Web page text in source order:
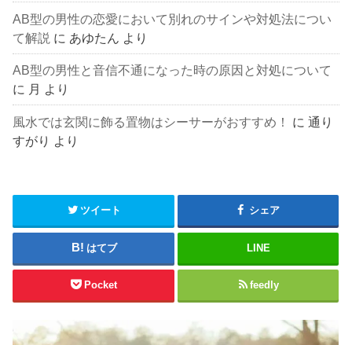
AB型の男性の恋愛において別れのサインや対処法につい
て解説 に あゆたん より
AB型の男性と音信不通になった時の原因と対処について
に 月 より
風水では玄関に飾る置物はシーサーがおすすめ！ に通り
すがり
より
ツイート シェア
はてブ LINE
Pocket feedly